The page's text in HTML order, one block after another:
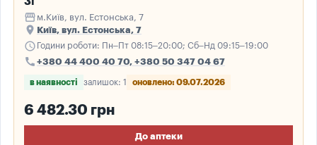
storefront м.Київ, вул. Естонська, 7
place Київ, вул. Естонська, 7
schedule Години роботи: Пн–Пт 08:15–20:00; Сб–Нд 09:15–19:00
call +380 44 400 40 70, +380 50 347 04 67
в наявності залишок: 1 оновлено: 09.07.2026
6 482.30 грн
До аптеки